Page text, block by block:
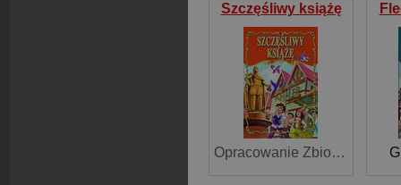
Szczęśliwy książę
Opracowanie Zbiorowe ,